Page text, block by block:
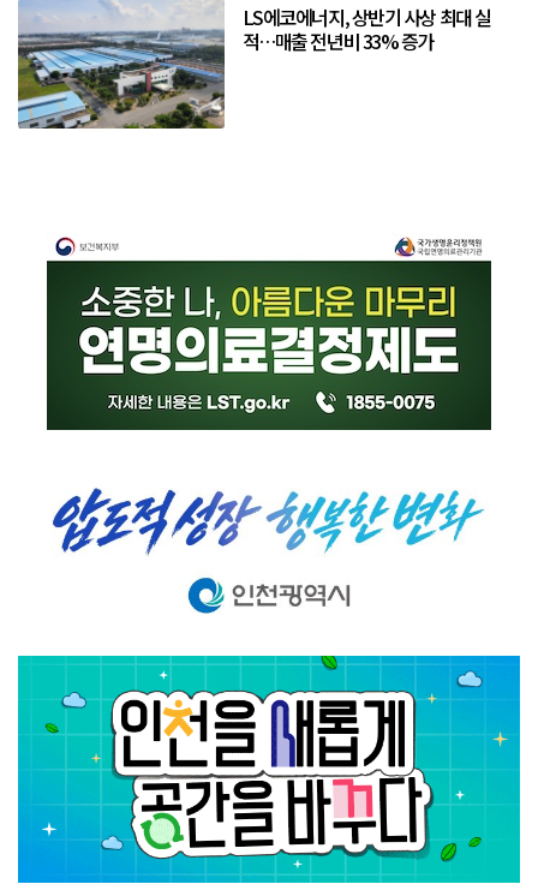
LS에코에너지, 상반기 사상 최대 실
적…매출 전년비 33% 증가